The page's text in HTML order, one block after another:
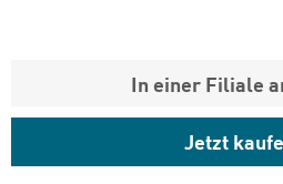
In einer Filiale
Jetzt